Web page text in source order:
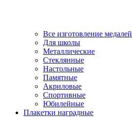
Все изготовление медалей
Для школы
Металлические
Стеклянные
Настольные
Памятные
Акриловые
Спортивные
Юбилейные
Плакетки наградные